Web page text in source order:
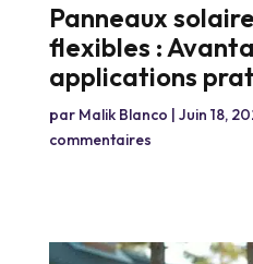
Panneaux
flexibles :
applications
par Malik Blanco | Juin 18,
commentaires